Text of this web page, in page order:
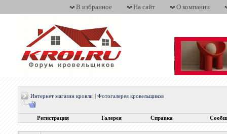
В избранное На сайт О компании
Интернет магазин кровли Фотогалерея кровельщиков
Регистрация Галерея Справка